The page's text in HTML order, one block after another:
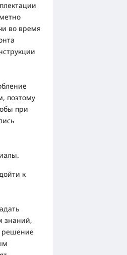
во время
поэтому
при
к
знаний,
решение